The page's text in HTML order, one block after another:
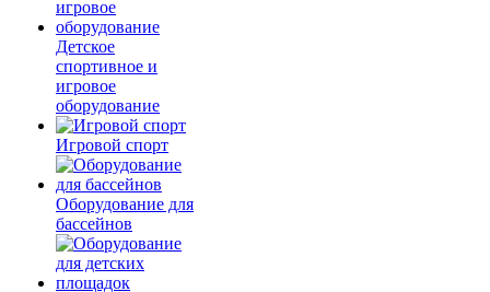
Детское
спортивное и
игровое
оборудование
Игровой спорт
Оборудование для
бассейнов